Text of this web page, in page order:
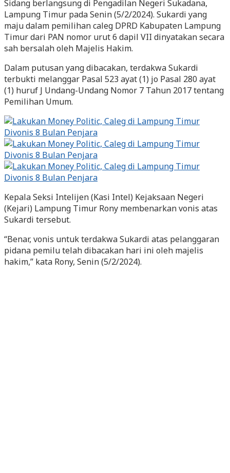
Sidang berlangsung di Pengadilan Negeri Sukadana,
Lampung Timur pada Senin (5/2/2024). Sukardi yang
maju dalam pemilihan caleg DPRD Kabupaten Lampung
Timur dari PAN nomor urut 6 dapil VII dinyatakan secara
sah bersalah oleh Majelis Hakim.
Dalam putusan yang dibacakan, terdakwa Sukardi
terbukti melanggar Pasal 523 ayat (1) jo Pasal 280 ayat
(1) huruf J Undang-Undang Nomor 7 Tahun 2017 tentang
Pemilihan Umum.
Kepala Seksi Intelijen (Kasi Intel) Kejaksaan Negeri
(Kejari) Lampung Timur Rony membenarkan vonis atas
Sukardi tersebut.
“Benar, vonis untuk terdakwa Sukardi atas pelanggaran
pidana pemilu telah dibacakan hari ini oleh majelis
hakim,” kata Rony, Senin (5/2/2024).